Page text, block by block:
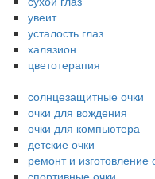
увеит
усталость глаз
халязион
цветотерапия
солнцезащитные очки
очки для вождения
очки для компьютера
детские очки
ремонт и изготовление